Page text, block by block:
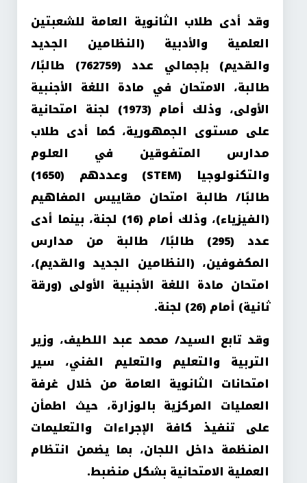
وقد أدى طلاب الثانوية العامة للشعبتين
العلمية والأدبية (النظامين الجديد
والقديم) بإجمالي عدد (762759) طالبًا/
طالبة، الامتحان في مادة اللغة الأجنبية
الأولى، وذلك أمام (1973) لجنة امتحانية
على مستوى الجمهورية، كما أدى طلاب
مدارس المتفوقين في العلوم
والتكنولوجيا (STEM) وعددهم (1650)
طالبًا/ طالبة امتحان مقاييس المفاهيم
(الفيزياء)، وذلك أمام (16) لجنة، بينما أدى
عدد (295) طالبًا/ طالبة من مدارس
المكفوفين، (النظامين الجديد والقديم)،
امتحان مادة اللغة الأجنبية الأولى (ورقة
ثانية) أمام (26) لجنة.
وقد تابع السيد/ محمد عبد اللطيف، وزير
التربية والتعليم والتعليم الفني، سير
امتحانات الثانوية العامة من خلال غرفة
العمليات المركزية بالوزارة، حيث اطمأن
على تنفيذ كافة الإجراءات والتعليمات
المنظمة داخل اللجان، بما يضمن انتظام
العملية الامتحانية بشكل منضبط.